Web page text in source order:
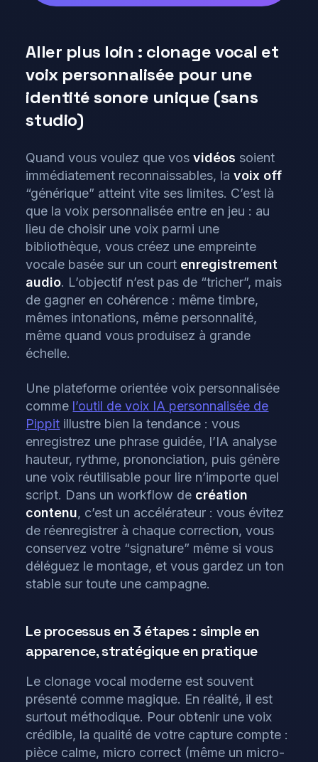
Aller plus loin : clonage vocal et
voix personnalisée pour une
identité sonore unique (sans
studio)
Quand vous voulez que vosvidéos soient
immédiatement reconnaissables, lavoix off
“générique” atteint vite ses limites. C’est là
que la voix personnalisée entre en jeu : au
lieu de choisir une voix parmi une
bibliothèque, vous créez une empreinte
vocale basée sur un court enregistrement
audio. L’objectif n’est pas de “tricher”, mais
de gagner en cohérence : même timbre,
mêmes intonations, même personnalité,
même quand vous produisez à grande
échelle.
Une plateforme orientée voix personnalisée
comme l’outil de voix IA personnalisée de
Pippit illustre bien la tendance : vous
enregistrez une phrase guidée, l’IA analyse
hauteur, rythme, prononciation, puis génère
une voix réutilisable pour lire n’importe quel
script. Dans un workflow de création
contenu, c’est un accélérateur : vous évitez
de réenregistrer à chaque correction, vous
conservez votre “signature” même si vous
déléguez le montage, et vous gardez un ton
stable sur toute une campagne.
Le processus en 3 étapes : simple en
apparence, stratégique en pratique
Le clonage vocal moderne est souvent
présenté comme magique. En réalité, il est
surtout méthodique. Pour obtenir une voix
crédible, la qualité de votre capture compte :
pièce calme, micro correct (même un micro-